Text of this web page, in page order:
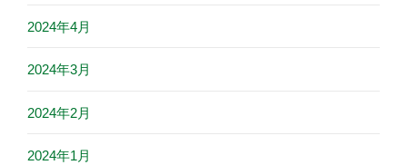
2024年4月
2024年3月
2024年2月
2024年1月